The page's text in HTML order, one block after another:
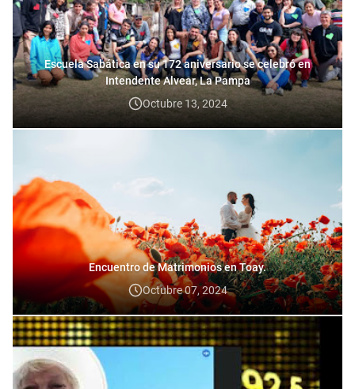
Escuela Sabática en su 172 aniversario se celebró en
Intendente Alvear, La Pampa
Octubre 13, 2024
Encuentro de Matrimonios en Toay.
Octubre 07, 2024